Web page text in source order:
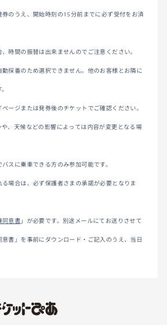
券のうえ、開始時刻の15分前までに必ず受付をお済
時間の振替は出来ませんのでご注意ください。
採番のため選択できません。他のお客様とお隣に
ージまたは発券後のチケットでご確認ください。
、天候などの影響によっては内容が変更となる場
スに乗車できる方のみ参加可能です。
場合は、必ず保護者さまの承諾が必要となりま
同意書」が必要です。別途メールにてお送りさせて
意書」を事前にダウンロード・ご記入のうえ、当日